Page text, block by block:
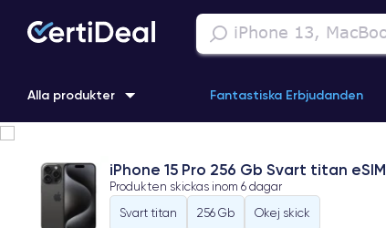
Alla produkter Fantastiska Erbjudanden
iPhone 11 Pro iPhone 15 Pro
iPhone 15 Pro 256 Gb Svart titan eSIM
Produkten skickas inom 6 dagar
Svart titan
256 Gb Okej skick